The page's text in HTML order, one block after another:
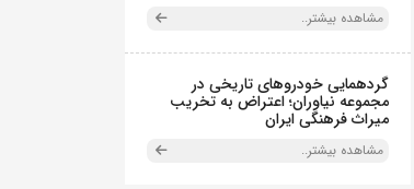
مشاهده بیشتر..
گردهمایی خودروهای تاریخی در
مجموعه نیاوران؛ اعتراض به تخریب
میراث فرهنگی ایران
مشاهده بیشتر..